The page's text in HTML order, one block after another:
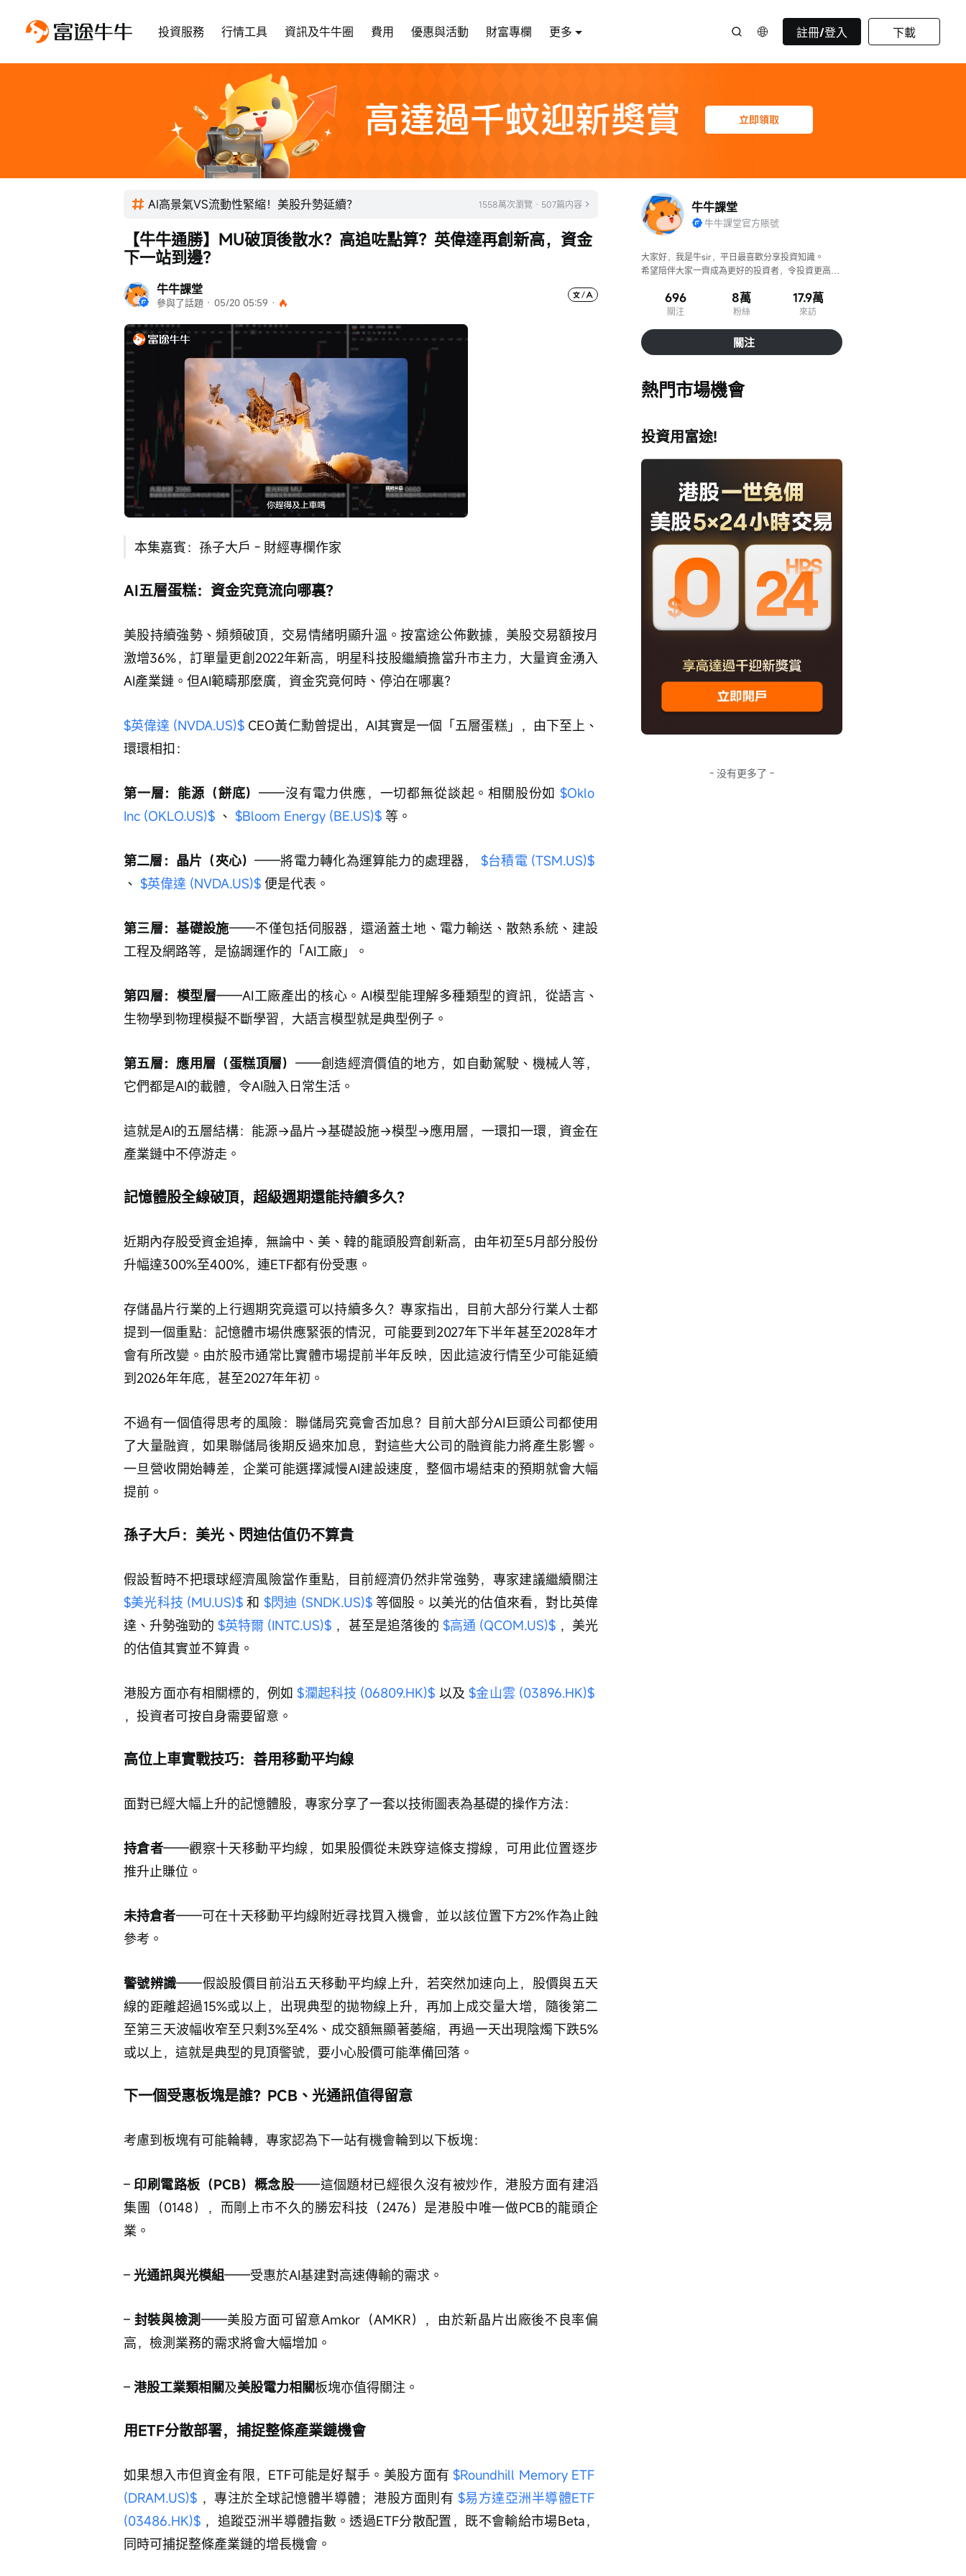
投資服務 行情工具 資訊及牛牛圈 費用 優惠與活動 財富專欄 更多 註冊/登入 下載
AI高景氣VS流動性緊縮！美股升勢延續？ 1558萬次瀏覽 · 507篇内容
牛牛課堂
參與了話題 · 05/20 05:59 ·
【牛牛通勝】MU破頂後散水？高追咗點算？英偉達再創新高，資金
下一站到邊？
取
靜
Loaded:
0%
Progress:
0%
放
本集嘉賓：孫子大戶 - 財經專欄作家
AI五層蛋糕：資金究竟流向哪裏？
美股持續強勢、頻頻破頂，交易情緒明顯升溫。按富途公佈數據，美股交易額按月
激增36%，訂單量更創2022年新高，明星科技股繼續擔當升市主力，大量資金湧入
AI產業鏈。但AI範疇那麼廣，資金究竟何時、停泊在哪裏？
$英偉達 (NVDA.US)$ CEO黃仁勳曾提出，AI其實是一個「五層蛋糕」，由下至上、
環環相扣：
第一層：能源（餅底）——沒有電力供應，一切都無從談起。相關股份如 $Oklo
Inc (OKLO.US)$ 、 $Bloom Energy (BE.US)$ 等。
第二層：晶片（夾心）——將電力轉化為運算能力的處理器， $台積電 (TSM.US)$
、 $英偉達 (NVDA.US)$ 便是代表。
第三層：基礎設施——不僅包括伺服器，還涵蓋土地、電力輸送、散熱系統、建設
工程及網路等，是協調運作的「AI工廠」。
第四層：模型層——AI工廠產出的核心。AI模型能理解多種類型的資訊，從語言、
生物學到物理模擬不斷學習，大語言模型就是典型例子。
第五層：應用層（蛋糕頂層） ——創造經濟價值的地方，如自動駕駛、機械人等，
它們都是AI的載體，令AI融入日常生活。
這就是AI的五層結構：能源→晶片→基礎設施→模型→應用層，一環扣一環，資金在
產業鏈中不停游走。
記憶體股全線破頂，超級週期還能持續多久？
近期內存股受資金追捧，無論中、美、韓的龍頭股齊創新高，由年初至5月部分股份
升幅達300%至400%，連ETF都有份受惠。
存儲晶片行業的上行週期究竟還可以持續多久？專家指出，目前大部分行業人士都
提到一個重點：記憶體市場供應緊張的情況，可能要到2027年下半年甚至2028年才
會有所改變。由於股市通常比實體市場提前半年反映，因此這波行情至少可能延續
到2026年年底，甚至2027年年初。
不過有一個值得思考的風險：聯儲局究竟會否加息？目前大部分AI巨頭公司都使用
了大量融資，如果聯儲局後期反過來加息，對這些大公司的融資能力將產生影響。
一旦營收開始轉差，企業可能選擇減慢AI建設速度，整個市場結束的預期就會大幅
提前。
孫子大戶：美光、閃迪估值仍不算貴
假設暫時不把環球經濟風險當作重點，目前經濟仍然非常強勢，專家建議繼續關注
$美光科技 (MU.US)$ 和 $閃迪 (SNDK.US)$ 等個股。以美光的估值來看，對比英偉
達、升勢強勁的 $英特爾 (INTC.US)$ ，甚至是追落後的 $高通 (QCOM.US)$ ，美光
的估值其實並不算貴。
港股方面亦有相關標的，例如 $瀾起科技 (06809.HK)$ 以及 $金山雲 (03896.HK)$
，投資者可按自身需要留意。
高位上車實戰技巧：善用移動平均線
面對已經大幅上升的記憶體股，專家分享了一套以技術圖表為基礎的操作方法：
持倉者——觀察十天移動平均線，如果股價從未跌穿這條支撐線，可用此位置逐步
推升止賺位。
未持倉者——可在十天移動平均線附近尋找買入機會，並以該位置下方2%作為止蝕
參考。
警號辨識——假設股價目前沿五天移動平均線上升，若突然加速向上，股價與五天
線的距離超過15%或以上，出現典型的拋物線上升，再加上成交量大增，隨後第二
至第三天波幅收窄至只剩3%至4%、成交額無顯著萎縮，再過一天出現陰燭下跌5%
或以上，這就是典型的見頂警號，要小心股價可能準備回落。
下一個受惠板塊是誰？PCB、光通訊值得留意
考慮到板塊有可能輪轉，專家認為下一站有機會輪到以下板塊：
– 印刷電路板（PCB）概念股——這個題材已經很久沒有被炒作，港股方面有建滔
集團（0148），而剛上市不久的勝宏科技（2476）是港股中唯一做PCB的龍頭企
業。
– 光通訊與光模組——受惠於AI基建對高速傳輸的需求。
– 封裝與檢測——美股方面可留意Amkor（AMKR），由於新晶片出廠後不良率偏
高，檢測業務的需求將會大幅增加。
– 港股工業類相關及美股電力相關板塊亦值得關注。
用ETF分散部署，捕捉整條產業鏈機會
如果想入市但資金有限，ETF可能是好幫手。美股方面有 $Roundhill Memory ETF
(DRAM.US)$ ，專注於全球記憶體半導體；港股方面則有 $易方達亞洲半導體ETF
(03486.HK)$ ，追蹤亞洲半導體指數。透過ETF分散配置，既不會輸給市場Beta，
同時可捕捉整條產業鏈的增長機會。
牛牛課堂
牛牛課堂官方賬號
大家好，我是牛sir，平日最喜歡分享投資知識。
希望陪伴大家一齊成為更好的投資者，令投資更高
696
關注
8萬
粉絲
17.9萬
來訪
關注
熱門市場機會
投資用富途!
- 没有更多了 -